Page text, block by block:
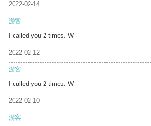
2022-02-14
游客
I called you 2 times. W
2022-02-12
游客
I called you 2 times. W
2022-02-10
游客